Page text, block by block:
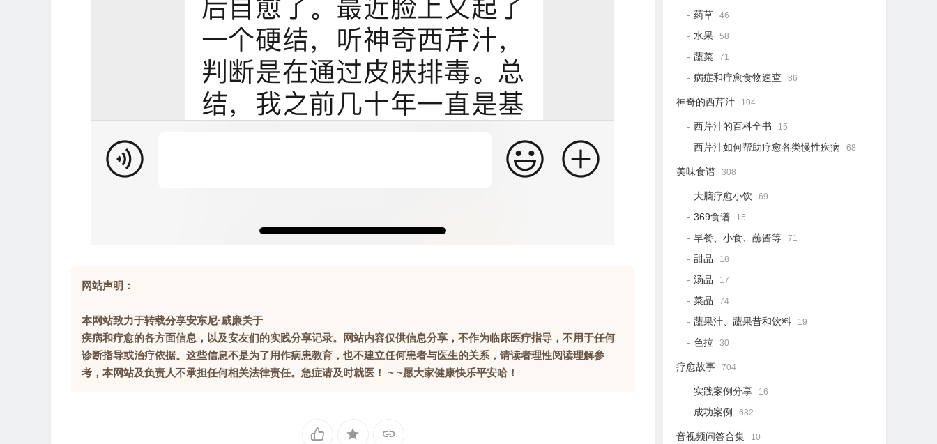
网站声明：
本网站致力于转载分享安东尼·威廉关于
疾病和疗愈的各方面信息，以及安友们的实践分享记录。网站内容仅供信息分享，不作为临床医疗指导，不用于任何
诊断指导或治疗依据。这些信息不是为了用作病患教育，也不建立任何患者与医生的关系，请读者理性阅读理解参
考，本网站及负责人不承担任何相关法律责任。急症请及时就医！ ~ ~愿大家健康快乐平安哈！
药草 46
水果 58
蔬菜 71
病症和疗愈食物速查 86
神奇的西芹汁 104
西芹汁的百科全书 15
西芹汁如何帮助疗愈各类慢性疾病 68
美味食谱 308
大脑疗愈小饮 69
369食谱 15
早餐、小食、蘸酱等 71
甜品 18
汤品 17
菜品 74
蔬果汁、蔬果昔和饮料 19
色拉 30
疗愈故事 704
实践案例分享 16
成功案例 682
音视频问答合集 10